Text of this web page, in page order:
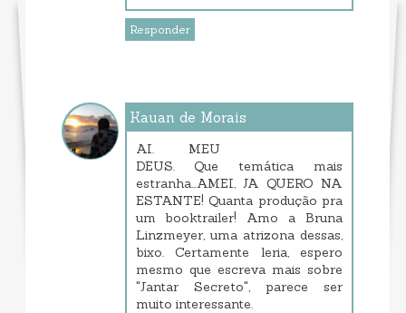
Responder
Kauan de Morais
AI. MEU
DEUS. Que temática mais
estranha...AMEI, JA QUERO NA
ESTANTE! Quanta produção pra
um booktrailer! Amo a Bruna
Linzmeyer, uma atrizona dessas,
bixo. Certamente leria, espero
mesmo que escreva mais sobre
"Jantar Secreto", parece ser
muito interessante.